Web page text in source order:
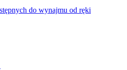
do wynajmu od ręki